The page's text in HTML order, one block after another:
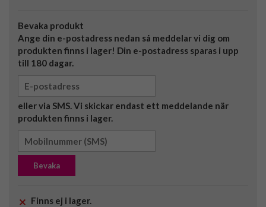
Bevaka produkt
Ange din e-postadress nedan så meddelar vi dig om
produkten finns i lager! Din e-postadress sparas i upp
till 180 dagar.
eller via SMS. Vi skickar endast ett meddelande när
produkten finns i lager.
Bevaka
Finns ej i lager.